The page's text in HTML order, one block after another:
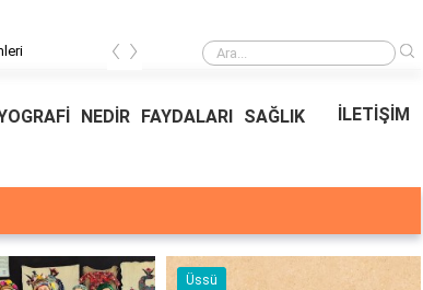
Ödeal Müşteri Hizmetleri
‹ ›
NEDİR FAYDALARI SAĞLIK İLETİŞİM
Örnekleri